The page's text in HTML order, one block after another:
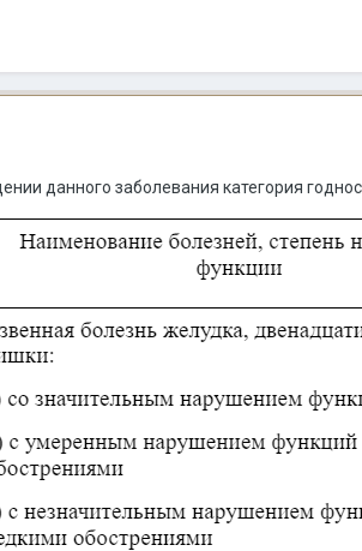
данного заболевания категория